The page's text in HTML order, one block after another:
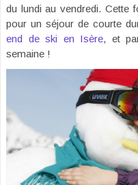
du lundi au vendredi. Cette
pour un séjour de courte
end de ski en Isère, et
semaine !